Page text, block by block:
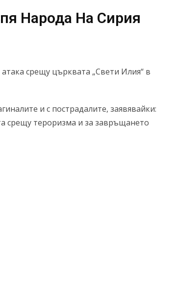
Народа На Сирия
срещу църквата „Свети Илия“ в
и с пострадалите, заявявайки:
срещу тероризма и за завръщането